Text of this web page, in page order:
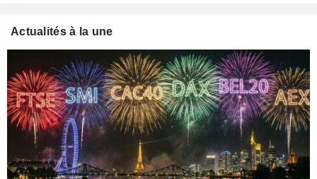
Actualités à la une